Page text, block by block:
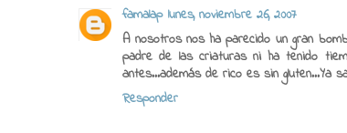
famalap lunes, noviembre 26, 2007
A nosotros nos ha parecido un gran
padre de las criaturas ni ha tenido
antes...además de rico es sin gluten...Ya
Responder